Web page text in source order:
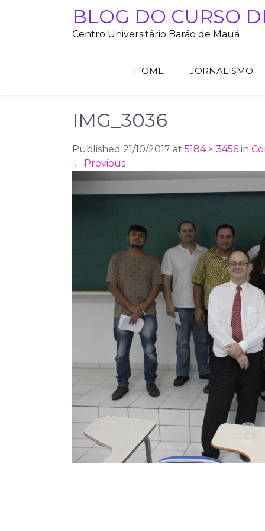
BLOG DO CURSO
Centro Universitário Barão de Mauá
HOME JORNALISMO
IMG_3036
Published 21/10/2017 at 5184 × 3456 in
← Previous